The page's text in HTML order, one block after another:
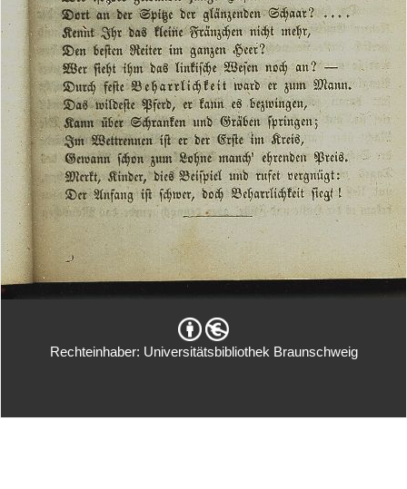
Rechteinhaber: Universitätsbibliothek Braunschweig